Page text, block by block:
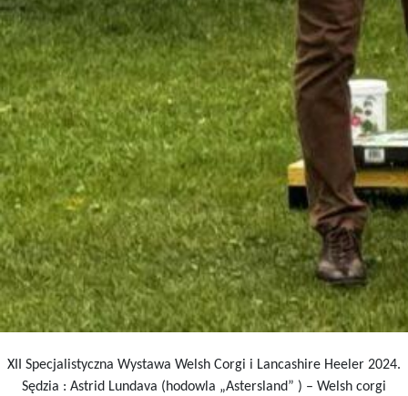
XII Specjalistyczna Wystawa Welsh Corgi i Lancashire Heeler 2024.
Sędzia : Astrid Lundava (hodowla „Astersland” ) – Welsh corgi